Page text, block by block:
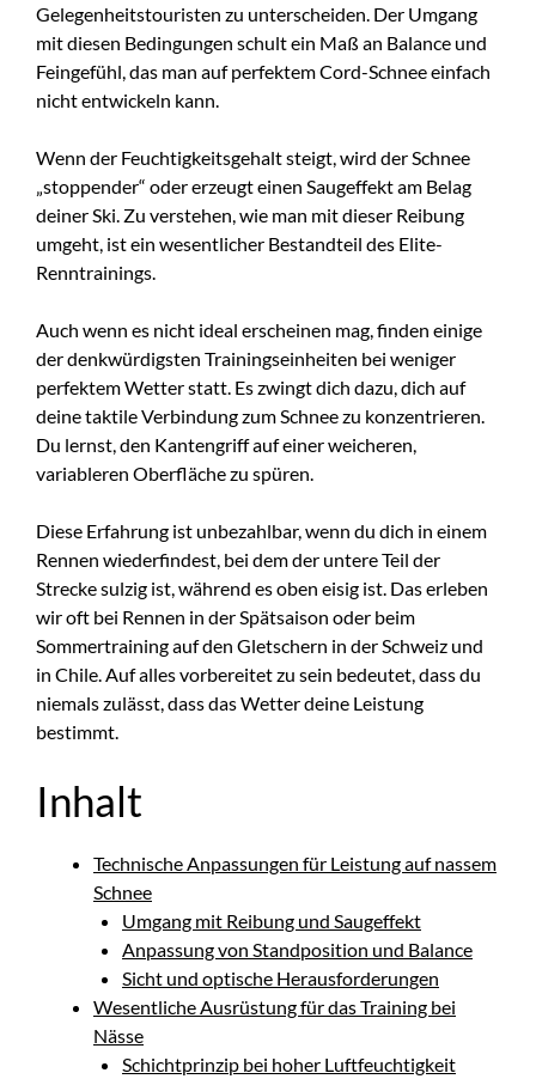
Gelegenheitstouristen zu unterscheiden. Der Umgang
mit diesen Bedingungen schult ein Maß an Balance und
Feingefühl, das man auf perfektem Cord-Schnee einfach
nicht entwickeln kann.
Wenn der Feuchtigkeitsgehalt steigt, wird der Schnee
„stoppender“ oder erzeugt einen Saugeffekt am Belag
deiner Ski. Zu verstehen, wie man mit dieser Reibung
umgeht, ist ein wesentlicher Bestandteil des Elite-
Renntrainings.
Auch wenn es nicht ideal erscheinen mag, finden einige
der denkwürdigsten Trainingseinheiten bei weniger
perfektem Wetter statt. Es zwingt dich dazu, dich auf
deine taktile Verbindung zum Schnee zu konzentrieren.
Du lernst, den Kantengriff auf einer weicheren,
variableren Oberfläche zu spüren.
Diese Erfahrung ist unbezahlbar, wenn du dich in einem
Rennen wiederfindest, bei dem der untere Teil der
Strecke sulzig ist, während es oben eisig ist. Das erleben
wir oft bei Rennen in der Spätsaison oder beim
Sommertraining auf den Gletschern in der Schweiz und
in Chile. Auf alles vorbereitet zu sein bedeutet, dass du
niemals zulässt, dass das Wetter deine Leistung
bestimmt.
Inhalt
Technische Anpassungen für Leistung auf nassem
Schnee
Umgang mit Reibung und Saugeffekt
Anpassung von Standposition und Balance
Sicht und optische Herausforderungen
Wesentliche Ausrüstung für das Training bei
Nässe
Schichtprinzip bei hoher Luftfeuchtigkeit